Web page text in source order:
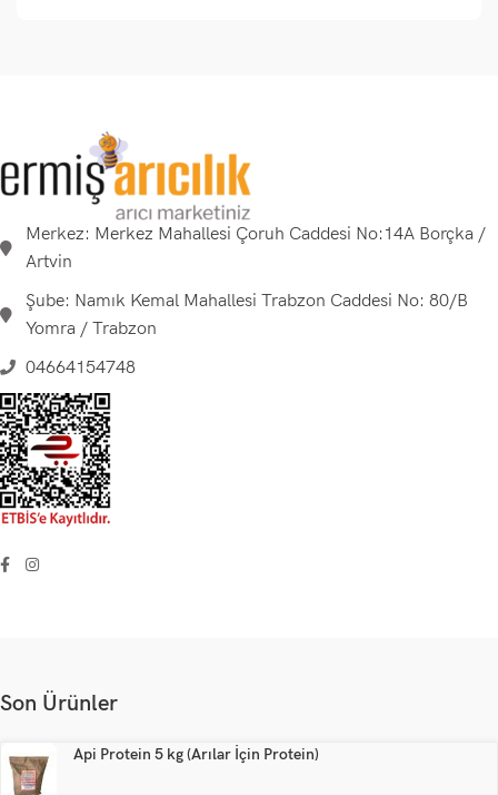
Merkez: Merkez Mahallesi Çoruh Caddesi No:14A Borçka /
Artvin
Şube: Namık Kemal Mahallesi Trabzon Caddesi No: 80/B
Yomra / Trabzon
04664154748
Son Ürünler
Api Protein 5 kg (Arılar İçin Protein)